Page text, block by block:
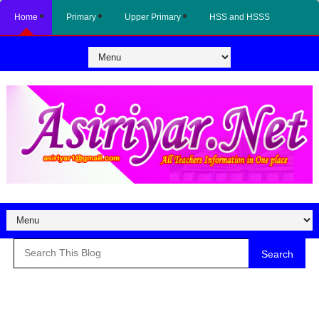
Home Primary Upper Primary HSS and HSSS
Search